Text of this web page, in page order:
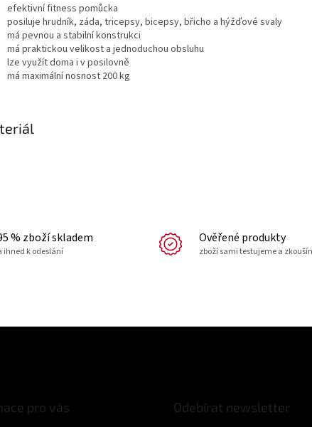
efektivní fitness pomůcka
posiluje hrudník, záda, tricepsy, bicepsy, břicho a hýžďové svaly
má pevnou a stabilní konstrukci
má praktickou velikost a jednoduchou obsluhu
lze využít doma i v posilovně
má maximální nosnost 200 kg
% zboží skladem
ihned k odeslání
Ověřené produkty
zboží sami testujeme a
pro vás Odebírat newsletter